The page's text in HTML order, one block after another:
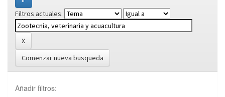
Filtros actuales:
Comenzar nueva busqueda
Añadir filtros: